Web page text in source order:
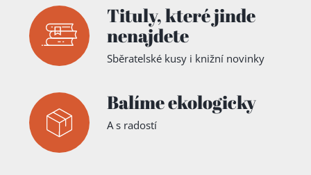
Tituly,které jinde
nenajdete
Sběratelské kusy i knižní novinky
Balíme ekologicky
A s radostí